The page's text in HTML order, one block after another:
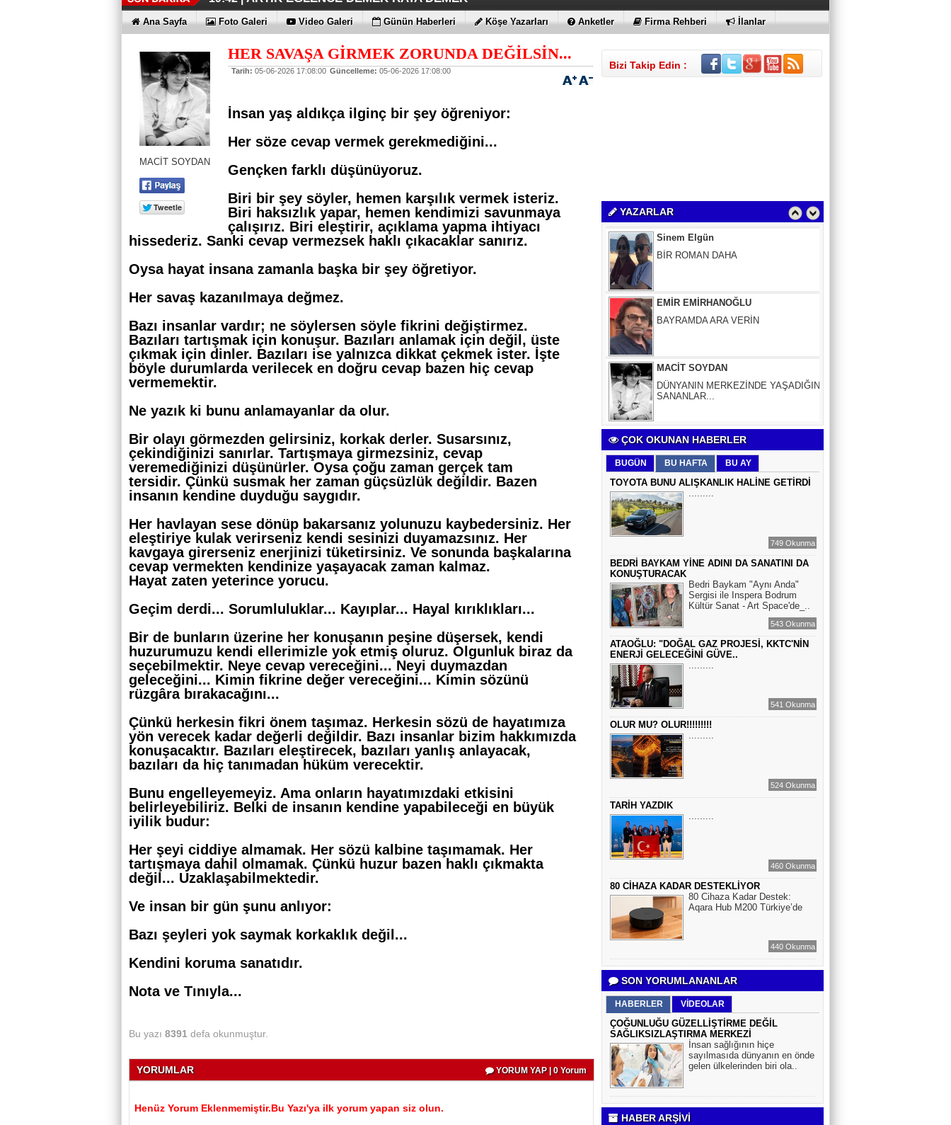
19:38 |İŞTE OYAK ÇİMENTO FARKI
19:36 |HER YÖNÜYLE MAXİMUM
19:30 |ÜÇÜNCÜ KEZ BULUTLARIN FATİHİ İLAN EDİLDİLER
19:27 |HOMEPORT STRATEJİSİ MİLYONLARCA DOLARLIK EKONOMİK KATKI
SAĞLIYOR
07:09 |İŞTE O 500
Ana Sayfa Foto Galeri Video Galeri Günün Haberleri Köşe Yazarları Anketler Firma Rehberi İlanlar
MACİT SOYDAN
HER SAVAŞA GİRMEK ZORUNDA DEĞİLSİN...
Tarih: 05-06-2026 17:08:00 Güncelleme: 05-06-2026 17:08:00
İnsan yaş aldıkça ilginç bir şey öğreniyor:
Her söze cevap vermek gerekmediğini...
Gençken farklı düşünüyoruz.
Biri bir şey söyler, hemen karşılık vermek isteriz.
Biri haksızlık yapar, hemen kendimizi savunmaya
çalışırız. Biri eleştirir, açıklama yapma ihtiyacı
hissederiz. Sanki cevap vermezsek haklı çıkacaklar sanırız.
Oysa hayat insana zamanla başka bir şey öğretiyor.
Her savaş kazanılmaya değmez.
Bazı insanlar vardır; ne söylersen söyle fikrini değiştirmez.
Bazıları tartışmak için konuşur. Bazıları anlamak için değil, üste
çıkmak için dinler. Bazıları ise yalnızca dikkat çekmek ister. İşte
böyle durumlarda verilecek en doğru cevap bazen hiç cevap
vermemektir.
Ne yazık ki bunu anlamayanlar da olur.
Bir olayı görmezden gelirsiniz, korkak derler. Susarsınız,
çekindiğinizi sanırlar. Tartışmaya girmezsiniz, cevap
veremediğinizi düşünürler. Oysa çoğu zaman gerçek tam
tersidir. Çünkü susmak her zaman güçsüzlük değildir. Bazen
insanın kendine duyduğu saygıdır.
Her havlayan sese dönüp bakarsanız yolunuzu kaybedersiniz. Her
eleştiriye kulak verirseniz kendi sesinizi duyamazsınız. Her
kavgaya girerseniz enerjinizi tüketirsiniz. Ve sonunda başkalarına
cevap vermekten kendinize yaşayacak zaman kalmaz.
Hayat zaten yeterince yorucu.
Geçim derdi... Sorumluluklar... Kayıplar... Hayal kırıklıkları...
Bir de bunların üzerine her konuşanın peşine düşersek, kendi
huzurumuzu kendi ellerimizle yok etmiş oluruz. Olgunluk biraz da
seçebilmektir. Neye cevap vereceğini... Neyi duymazdan
geleceğini... Kimin fikrine değer vereceğini... Kimin sözünü
rüzgâra bırakacağını...
Çünkü herkesin fikri önem taşımaz. Herkesin sözü de hayatımıza
yön verecek kadar değerli değildir. Bazı insanlar bizim hakkımızda
konuşacaktır. Bazıları eleştirecek, bazıları yanlış anlayacak,
bazıları da hiç tanımadan hüküm verecektir.
Bunu engelleyemeyiz. Ama onların hayatımızdaki etkisini
belirleyebiliriz. Belki de insanın kendine yapabileceği en büyük
iyilik budur:
Her şeyi ciddiye almamak. Her sözü kalbine taşımamak. Her
tartışmaya dahil olmamak. Çünkü huzur bazen haklı çıkmakta
değil... Uzaklaşabilmektedir.
Ve insan bir gün şunu anlıyor:
Bazı şeyleri yok saymak korkaklık değil...
Kendini koruma sanatıdır.
Nota ve Tınıyla...
Bu yazı 8391 defa okunmuştur.
YORUMLAR YORUM YAP | 0 Yorum
Henüz Yorum Eklenmemiştir.Bu Yazı'ya ilk yorum yapan siz olun.
Bizi Takip Edin :
YAZARLAR
Sinem Elgün
BİR ROMAN DAHA
Aybüke Bafralıoğlu
OYUNCULARI
BOĞAÇ YÜZGÜL
TURİZM VE EĞİTİM
Mr.Hiko...
DÜŞMANLARINIZDIR...
Çiğdem Yorgancıoğlu
İkilikli ve İkircikli Tabiat Diyalektiğinde
Mobius Spiral Mucizeler, Akış ve Doğa
Döngüsünün Bilgeliği...
Sinem Elgün
EMİR EMİRHANOĞLU
BAYRAMDA ARA VERİN
DÜNYANIN MERKEZİNDE YAŞADIĞINI
SANANLAR...
ÇOK OKUNAN HABERLER
BUGÜN BU HAFTA BU AY
TOYOTA BUNU ALIŞKANLIK HALİNE GETİRDİ
.........
749 Okunma
BEDRİ BAYKAM YİNE ADINI DA SANATINI DA
KONUŞTURACAK
Bedri Baykam "Aynı Anda"
Sergisi ile Inspera Bodrum
Kültür Sanat - Art Space'de_..
543 Okunma
ATAOĞLU: "DOĞAL GAZ PROJESİ, KKTC'NİN
ENERJİ GELECEĞİNİ GÜVE..
.........
541 Okunma
OLUR MU? OLUR!!!!!!!!!
.........
524 Okunma
TARİH YAZDIK
.........
460 Okunma
80 CİHAZA KADAR DESTEKLİYOR
80 Cihaza Kadar Destek:
Aqara Hub M200 Türkiye’de
440 Okunma
SON YORUMLANANLAR
HABERLER VİDEOLAR
ÇOĞUNLUĞU GÜZELLİŞTİRME DEĞİL
SAĞLIKSIZLAŞTIRMA MERKEZİ
İnsan sağlığının hiçe
sayılmasıda dünyanın en önde
gelen ülkelerinden biri ola..
HABER ARŞİVİ